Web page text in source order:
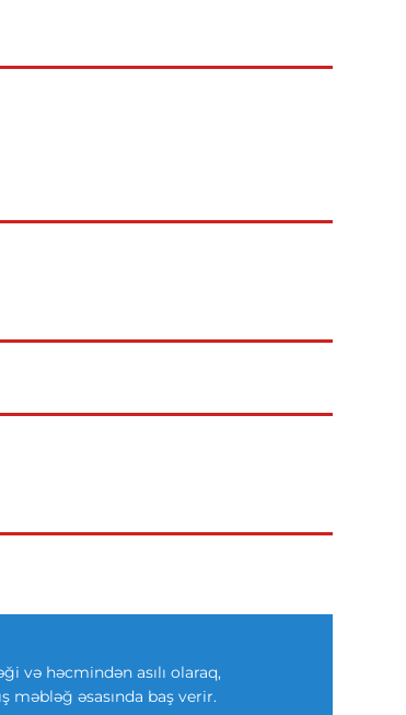
və həcmindən asılı olaraq,
məbləğ əsasında baş verir.